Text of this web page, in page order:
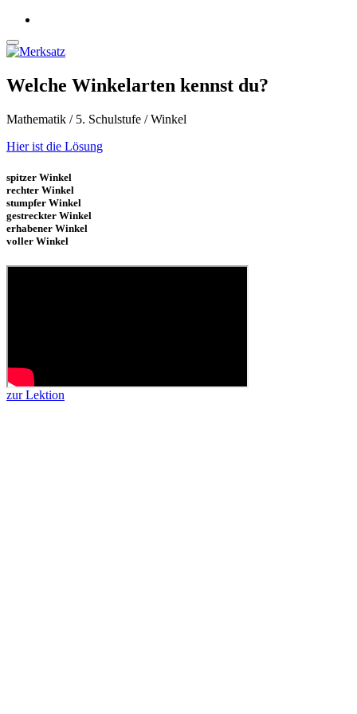
Welche Winkelarten kennst du?
Mathematik / 5. Schulstufe / Winkel
Hier ist die Lösung
spitzer Winkel
rechter Winkel
stumpfer Winkel
gestreckter Winkel
erhabener Winkel
voller Winkel
zur Lektion